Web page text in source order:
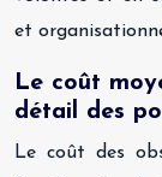
et
Le coût
détail des
Le coût des